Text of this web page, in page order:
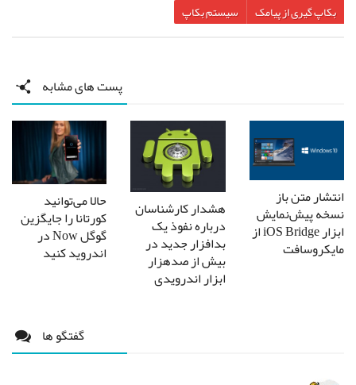
بکاپ گیری از پیامک
سیستم بکاپ
پست های مشابه
انتشار متن باز
نسخه پیش‌نمایش
ابزار iOS Bridge از
مایکروسافت
هشدار کار‌شناسان
درباره نفوذ یک
بدافزار جدید در
بیش از صدهزار
ابزار اندرویدی
حالا می‌توانید
کورتانا را جایگزین
گوگل Now در
اندروید کنید
گفتگو ها